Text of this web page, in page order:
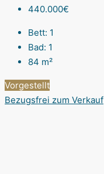
440.000€
Bett: 1
Bad: 1
84 m²
Vorgestellt
Bezugsfrei zum Verkauf